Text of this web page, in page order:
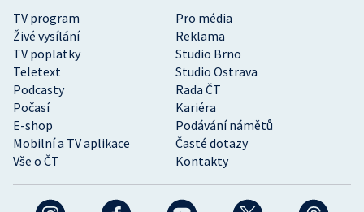
TV program
Pro média
Živé vysílání
Reklama
TV poplatky
Studio Brno
Teletext
Studio Ostrava
Podcasty
Rada ČT
Počasí
Kariéra
E-shop
Podávání námětů
Mobilní a TV aplikace
Časté dotazy
Vše o ČT
Kontakty